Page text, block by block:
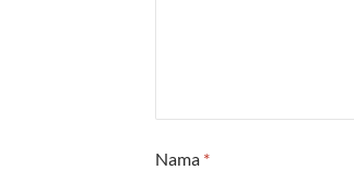
Nama *